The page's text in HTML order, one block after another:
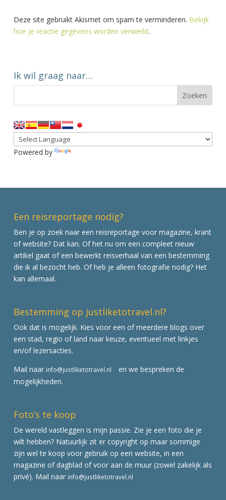
Deze site gebruikt Akismet om spam te verminderen. Bekijk
hoe je reactie gegevens worden verwerkt.
Ik wil graag naar…
Powered by
Een reisreportage nodig?
Ben je op zoek naar een reisreportage voor magazine, krant
of website? Dat kan. Of het nu om een compleet nieuw
artikel gaat of een bewerkt reisverhaal van een bestemming
die ik al bezocht heb. Of heb je alleen fotografie nodig? Het
kan allemaal.
Bestemming op justliketotravel.nl?
Ook dat is mogelijk. Kies voor een of meerdere blogs over
een stad, regio of land naar keuze, eventueel met linkjes
en/of lezersacties.
Mail naar info@justliketotravel.nl
en we bespreken de
mogelijkheden.
Foto’s te koop
De wereld vastleggen is mijn passie. Zie je een foto die je
wilt hebben? Natuurlijk zit er copyright op maar sommige
zijn wel te koop voor gebruik op een website, in een
magazine of dagblad of voor aan de muur (zowel zakelijk als
privé). Mail naar info@justliketotravel.nl